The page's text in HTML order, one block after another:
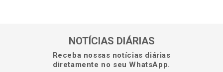
NOTÍCIAS DIÁRIAS
Receba nossas notícias diárias
diretamente no seu WhatsApp.